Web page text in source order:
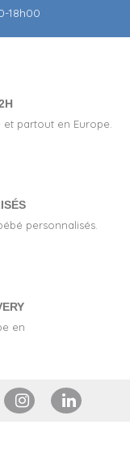
18h00
partout en Europe.
personnalisés.
en